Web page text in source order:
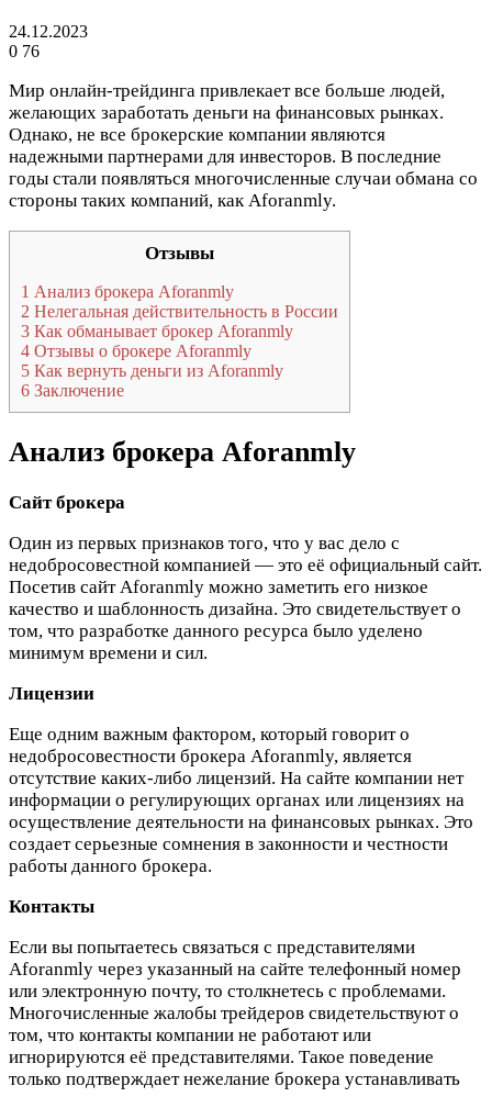
24.12.2023
0 76
Мир онлайн-трейдинга привлекает все больше людей,
желающих заработать деньги на финансовых рынках.
Однако, не все брокерские компании являются
надежными партнерами для инвесторов. В последние
годы стали появляться многочисленные случаи обмана со
стороны таких компаний, как Aforanmly.
Отзывы
1 Анализ брокера Aforanmly
2 Нелегальная действительность в России
3 Как обманывает брокер Aforanmly
4 Отзывы о брокере Aforanmly
5 Как вернуть деньги из Aforanmly
6 Заключение
Анализ брокера Aforanmly
Сайт брокера
Один из первых признаков того, что у вас дело с
недобросовестной компанией — это её официальный сайт.
Посетив сайт Aforanmly можно заметить его низкое
качество и шаблонность дизайна. Это свидетельствует о
том, что разработке данного ресурса было уделено
минимум времени и сил.
Лицензии
Еще одним важным фактором, который говорит о
недобросовестности брокера Aforanmly, является
отсутствие каких-либо лицензий. На сайте компании нет
информации о регулирующих органах или лицензиях на
осуществление деятельности на финансовых рынках. Это
создает серьезные сомнения в законности и честности
работы данного брокера.
Контакты
Если вы попытаетесь связаться с представителями
Aforanmly через указанный на сайте телефонный номер
или электронную почту, то столкнетесь с проблемами.
Многочисленные жалобы трейдеров свидетельствуют о
том, что контакты компании не работают или
игнорируются её представителями. Такое поведение
только подтверждает нежелание брокера устанавливать